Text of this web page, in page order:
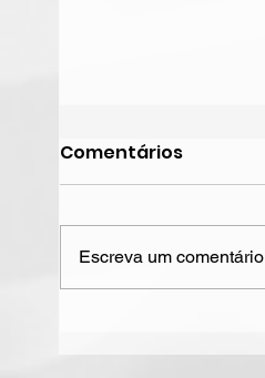
Comentários
Escreva um comentário